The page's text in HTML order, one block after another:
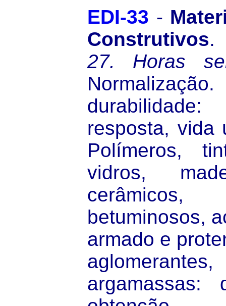
EDI-33 -
Construtivos
27. Horas
resposta, vida
Polímeros,
vidros,
betuminosos,
armado e
argamassas: